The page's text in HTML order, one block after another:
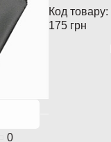
0
Код товару:
175 грн